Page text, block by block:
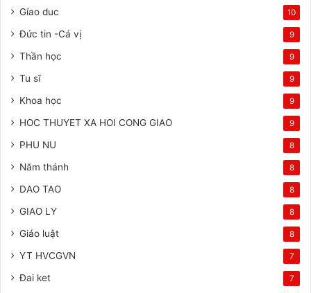
Gíao duc 10
Đức tin -Cá vị 9
Thần học 9
Tu sĩ 9
Khoa học 9
HOC THUYET XA HOI CONG GIAO 9
PHU NU 8
Năm thánh 8
DAO TAO 8
GIAO LY 8
Giáo luật 8
YT HVCGVN 7
Đai ket 7